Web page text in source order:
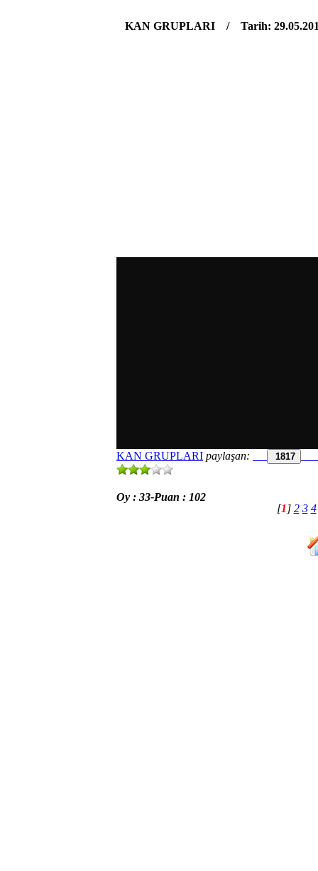
KAN GRUPLARI / Tarih:
KAN GRUPLARI paylaşan: 1817
Oy : 33-Puan : 102
[1] 2 3 4